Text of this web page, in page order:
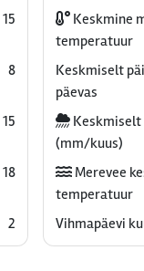
15
8
15
18
2
Keskmine
temperatuur
Keskmiselt
päevas
Keskmiselt
(mm/kuus)
Merevee
temperatuur
Vihmapäevi